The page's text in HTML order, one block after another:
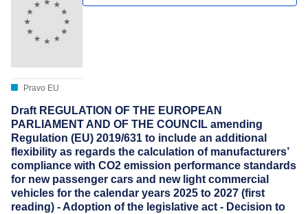
Pravo EU
Draft REGULATION OF THE EUROPEAN
PARLIAMENT AND OF THE COUNCIL amending
Regulation (EU) 2019/631 to include an additional
flexibility as regards the calculation of manufacturers’
compliance with CO2 emission performance standards
for new passenger cars and new light commercial
vehicles for the calendar years 2025 to 2027 (first
reading) - Adoption of the legislative act - Decision to